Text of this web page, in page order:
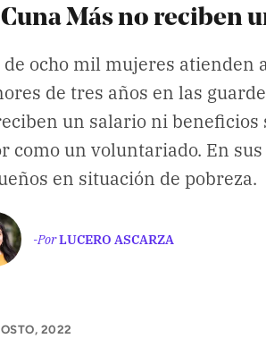
Más no reciben
de ocho mil mujeres atienden
de tres años en las
un salario ni beneficios
como un voluntariado. En
en situación de pobreza.
-PorLUCERO ASCARZA
2022